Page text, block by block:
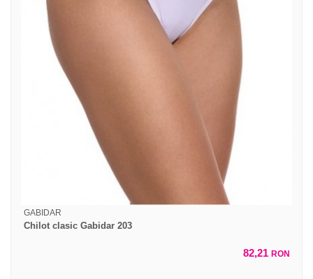
GABIDAR
Chilot clasic Gabidar 203
82,21 RON